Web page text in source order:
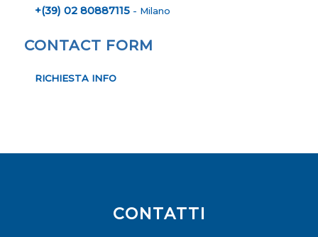
+(39) 02 80887115- Milano
CONTACT FORM
RICHIESTA INFO
CONTATTI